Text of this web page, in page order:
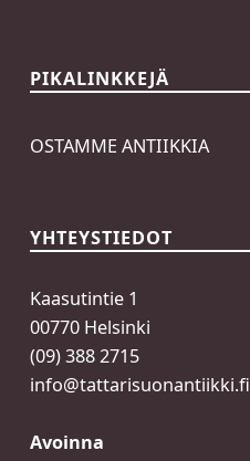
PIKALINKKEJÄ
OSTAMME ANTIIKKIA
YHTEYSTIEDOT
Kaasutintie 1
00770 Helsinki
(09) 388 2715
info@tattarisuonantiikki.fi
Avoinna